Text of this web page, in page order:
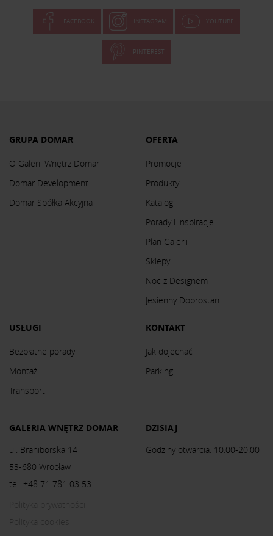
FACEBOOK INSTAGRAM YOUTUBE
PINTEREST
GRUPA DOMAR
O Galerii Wnętrz Domar
Domar Development
Domar Spółka Akcyjna
OFERTA
Promocje
Produkty
Katalog
Porady i inspiracje
Plan Galerii
Sklepy
Noc z Designem
Jesienny Dobrostan
USŁUGI
Bezpłatne porady
Montaż
Transport
KONTAKT
Jak dojechać
Parking
GALERIA WNĘTRZ DOMAR
ul. Braniborska 14
53-680 Wrocław
tel. +48 71 781 03 53
DZISIAJ
Godziny otwarcia: 10:00-20:00